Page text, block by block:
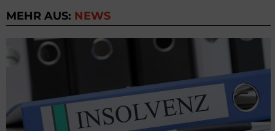
MEHR AUS: NEWS